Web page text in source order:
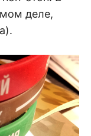
деле,